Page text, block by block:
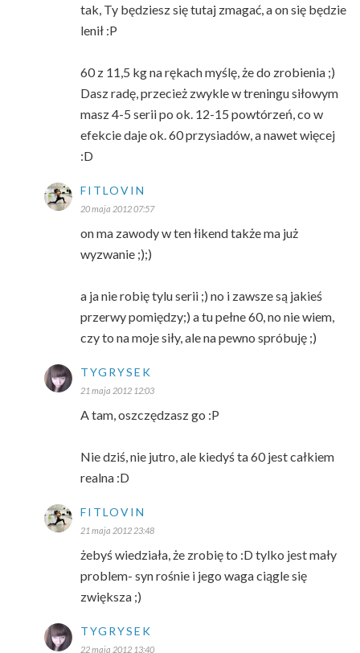
tak, Ty będziesz się tutaj zmagać, a on się będzie
lenił :P
60 z 11,5 kg na rękach myślę, że do zrobienia ;)
Dasz radę, przecież zwykle w treningu siłowym
masz 4-5 serii po ok. 12-15 powtórzeń, co w
efekcie daje ok. 60 przysiadów, a nawet więcej
:D
FITLOVIN
20 maja 2012 07:57
on ma zawody w ten łikend także ma już
wyzwanie ;);)
a ja nie robię tylu serii ;) no i zawsze są jakieś
przerwy pomiędzy;) a tu pełne 60, no nie wiem,
czy to na moje siły, ale na pewno spróbuję ;)
TYGRYSEK
21 maja 2012 12:03
A tam, oszczędzasz go :P
Nie dziś, nie jutro, ale kiedyś ta 60 jest całkiem
realna :D
FITLOVIN
21 maja 2012 23:48
żebyś wiedziała, że zrobię to :D tylko jest mały
problem- syn rośnie i jego waga ciągle się
zwiększa ;)
TYGRYSEK
22 maja 2012 13:40